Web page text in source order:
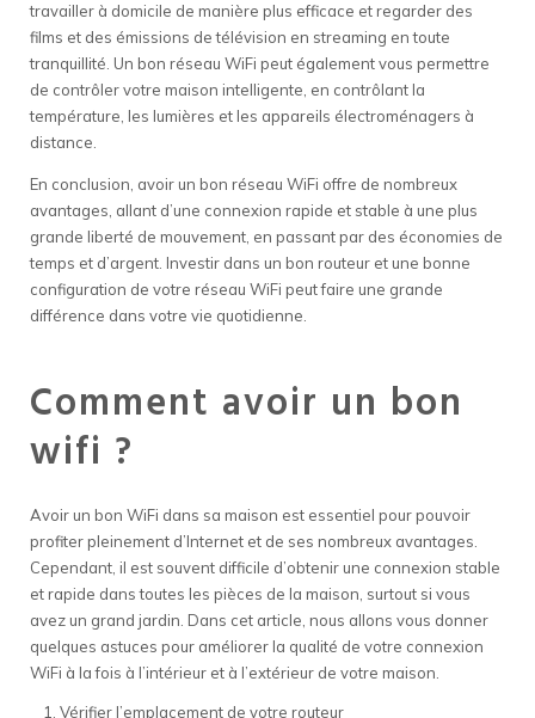
travailler à domicile de manière plus efficace et regarder des
films et des émissions de télévision en streaming en toute
tranquillité. Un bon réseau WiFi peut également vous permettre
de contrôler votre maison intelligente, en contrôlant la
température, les lumières et les appareils électroménagers à
distance.
En conclusion, avoir un bon réseau WiFi offre de nombreux
avantages, allant d’une connexion rapide et stable à une plus
grande liberté de mouvement, en passant par des économies de
temps et d’argent. Investir dans un bon routeur et une bonne
configuration de votre réseau WiFi peut faire une grande
différence dans votre vie quotidienne.
Comment avoir un bon
wifi ?
Avoir un bon WiFi dans sa maison est essentiel pour pouvoir
profiter pleinement d’Internet et de ses nombreux avantages.
Cependant, il est souvent difficile d’obtenir une connexion stable
et rapide dans toutes les pièces de la maison, surtout si vous
avez un grand jardin. Dans cet article, nous allons vous donner
quelques astuces pour améliorer la qualité de votre connexion
WiFi à la fois à l’intérieur et à l’extérieur de votre maison.
Vérifier l’emplacement de votre routeur